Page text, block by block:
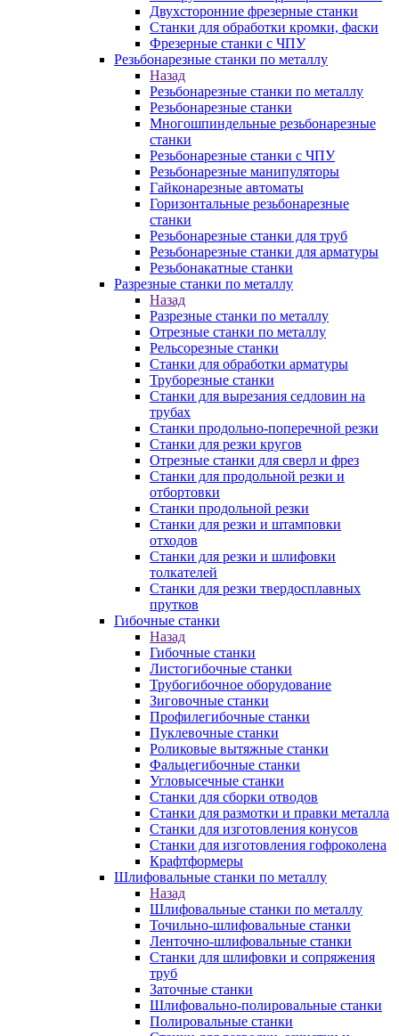
Двухсторонние фрезерные станки
Станки для обработки кромки, фаски
Фрезерные станки с ЧПУ
Резьбонарезные станки по металлу
Назад
Резьбонарезные станки по металлу
Резьбонарезные станки
Многошпиндельные резьбонарезные
станки
Резьбонарезные станки с ЧПУ
Резьбонарезные манипуляторы
Гайконарезные автоматы
Горизонтальные резьбонарезные
станки
Резьбонарезные станки для труб
Резьбонарезные станки для арматуры
Резьбонакатные станки
Разрезные станки по металлу
Назад
Разрезные станки по металлу
Отрезные станки по металлу
Рельсорезные станки
Станки для обработки арматуры
Труборезные станки
Станки для вырезания седловин на
трубаx
Станки продольно-поперечной резки
Станки для резки кругов
Отрезные станки для сверл и фрез
Станки для продольной резки и
отбортовки
Станки продольной резки
Станки для резки и штамповки
отходов
Станки для резки и шлифовки
толкателей
Станки для резки твердосплавных
прутков
Гибочные станки
Назад
Гибочные станки
Листогибочные станки
Трубогибочное оборудование
Зиговочные станки
Профилегибочные станки
Пуклевочные станки
Роликовые вытяжные станки
Фальцегибочные станки
Угловысечные станки
Станки для сборки отводов
Станки для размотки и правки металла
Станки для изготовления конусов
Станки для изготовления гофроколена
Крафтформеры
Шлифовальные станки по металлу
Назад
Шлифовальные станки по металлу
Точильно-шлифовальные станки
Ленточно-шлифовальные станки
Станки для шлифовки и сопряжения
труб
Заточные станки
Шлифовально-полировальные станки
Полировальные станки